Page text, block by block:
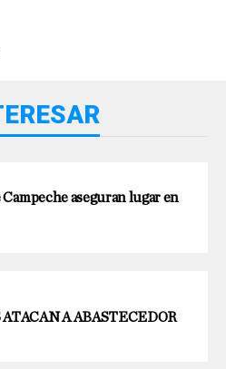
Campeche aseguran lugar en
ATACAN A ABASTECEDOR